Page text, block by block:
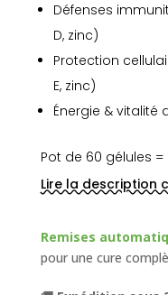
Défenses
D, zinc)
Protection
E, zinc)
Énergie & vitalité
Pot de 60 gélules
Lire la description
Remises
pour une cure